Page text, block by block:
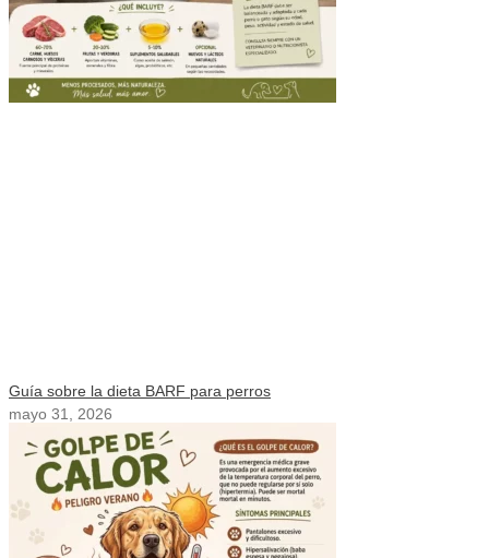
Guía sobre la dieta BARF para perros
mayo 31, 2026